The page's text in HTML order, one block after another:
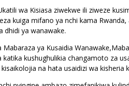
wa Kisiasa ziwekwe ili ziweze
kuiga mifano ya nchi kama
dhidi ya wanawake.
ya Kusaidia
katika kushughulikia changamoto za
na hata usaidizi wa kisheria